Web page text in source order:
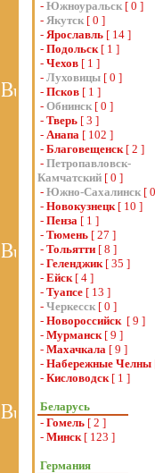
- Южноуральск [ 0 ]
- Якутск [ 0 ]
- Ярославль [ 14 ]
- Подольск[ 1 ]
- Чехов [ 1 ]
- Луховицы [ 0 ]
- Псков [ 1 ]
- Обнинск [ 0 ]
- Тверь [ 3 ]
- Анапа [ 102 ]
- Благовещенск[ 2 ]
- Петропавловск-
Камчатский [ 0 ]
- Южно-Сахалинск [
- Новокузнецк[ 10 ]
- Пенза [ 1 ]
- Тюмень [ 27 ]
- Тольятти [ 8 ]
- Геленджик[ 35 ]
- Ейск[ 4 ]
- Туапсе [ 13 ]
- Черкесск [ 0 ]
- Новороссийск [ 9 ]
- Мурманск[ 9 ]
- Махачкала [ 9 ]
- Набережные Челны
- Кисловодск[ 1 ]
Беларусь
- Гомель [ 2 ]
- Минск[ 123 ]
Германия